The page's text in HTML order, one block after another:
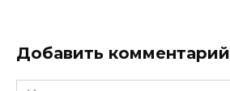
Добавить комментарий